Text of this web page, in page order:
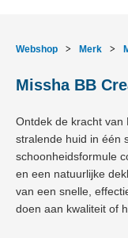
Webshop > Merk >
Missha BB
Ontdek de kracht van
stralende huid in één
schoonheidsformule
en een natuurlijke
van een snelle,
doen aan kwaliteit of